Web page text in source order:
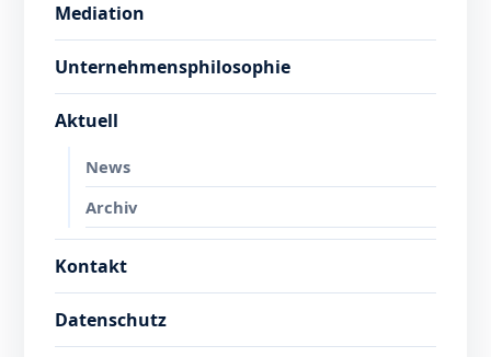
Mediation
Unternehmensphilosophie
Aktuell
News
Archiv
Kontakt
Datenschutz